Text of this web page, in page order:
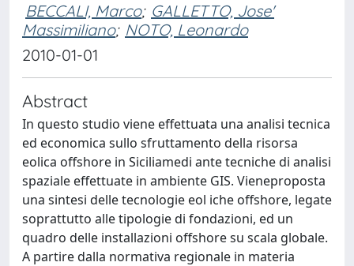
BECCALI, Marco; GALLETTO, Jose'
Massimiliano; NOTO, Leonardo
2010-01-01
Abstract
In questo studio viene effettuata una analisi tecnica
ed economica sullo sfruttamento della risorsa
eolica offshore in Siciliamedi ante tecniche di analisi
spaziale effettuate in ambiente GIS. Vieneproposta
una sintesi delle tecnologie eol iche offshore, legate
soprattutto alle tipologie di fondazioni, ed un
quadro delle installazioni offshore su scala globale.
A partire dalla normativa regionale in materia